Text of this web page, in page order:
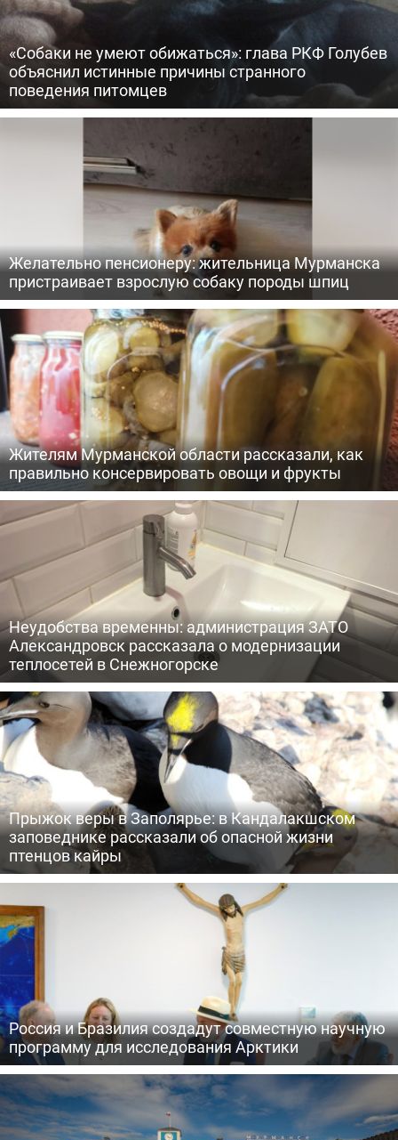
«Собаки не умеют обижаться»: глава РКФ Голубев
объяснил истинные причины странного
поведения питомцев
Желательно пенсионеру: жительница Мурманска
пристраивает взрослую собаку породы шпиц
Жителям Мурманской области рассказали, как
правильно консервировать овощи и фрукты
Неудобства временны: администрация ЗАТО
Александровск рассказала о модернизации
теплосетей в Снежногорске
Прыжок веры в Заполярье: в Кандалакшском
заповеднике рассказали об опасной жизни
птенцов кайры
Россия и Бразилия создадут совместную научную
программу для исследования Арктики